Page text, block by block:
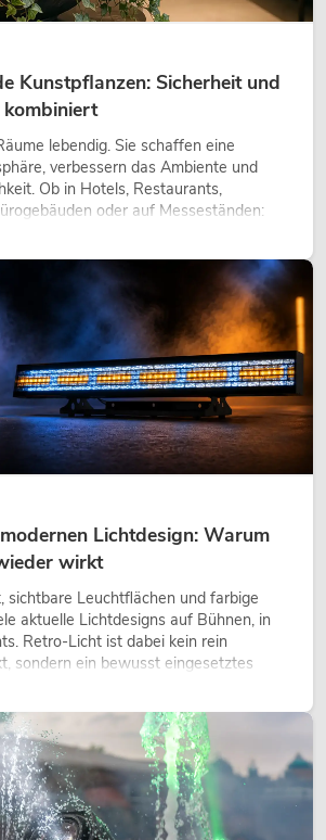
Kunstpflanzen: Sicherheit und
lebendig. Sie schaffen eine
verbessern das Ambiente und
Ob in Hotels, Restaurants,
oder auf Messeständen:
gehört heute längst zum
Lichtdesign: Warum
wirkt
sichtbare Leuchtflächen und farbige
aktuelle Lichtdesigns auf Bühnen, in
Retro-Licht ist dabei kein rein
sondern ein bewusst eingesetztes
schafft Atmosphäre, gibt Szenen